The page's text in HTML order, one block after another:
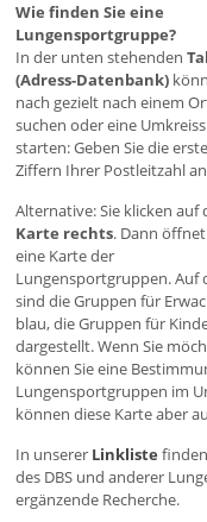
Wie finden Sie eine
Lungensportgruppe?
In der unten stehenden
(Adress-Datenbank)
nach gezielt nach einem
suchen oder eine
starten: Geben Sie die
Ziffern Ihrer Postleitzahl
Alternative: Sie klicken auf
Karte rechts. Dann
eine Karte der
Lungensportgruppen. Auf
sind die Gruppen für
blau, die Gruppen für
dargestellt. Wenn Sie
können Sie eine
Lungensportgruppen im
können diese Karte aber
In unserer Linkliste
des DBS und anderer
ergänzende Recherche.